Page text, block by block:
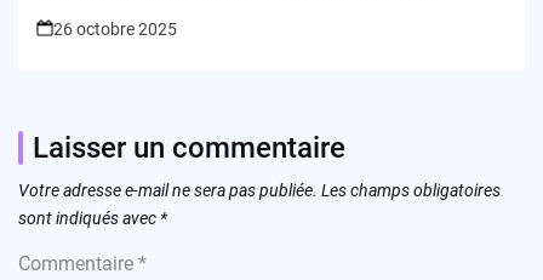
26 octobre 2025
Laisser un commentaire
Votre adresse e-mail ne sera pas publiée. Les champs obligatoires
sont indiqués avec *
Commentaire *